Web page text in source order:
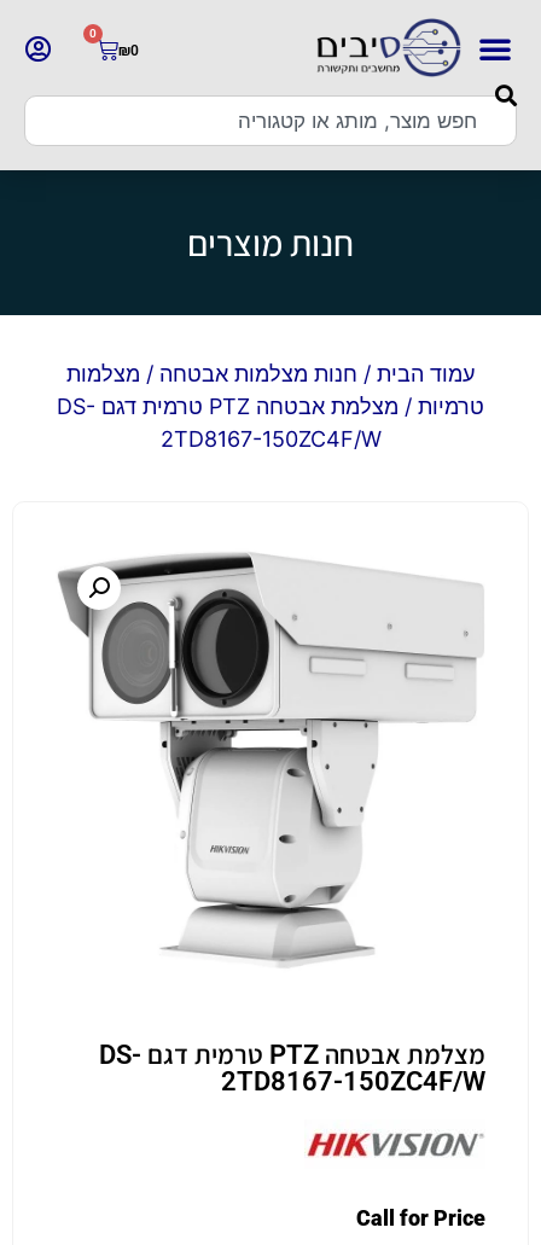
₪0
0
חנות מוצרים
עמוד הבית / חנות מצלמות אבטחה / מצלמות
טרמיות
/ מצלמת אבטחה PTZ טרמית דגם DS-
2TD8167-150ZC4F/W
מצלמת אבטחה PTZ טרמית דגם DS-
2TD8167-150ZC4F/W
Call for Price